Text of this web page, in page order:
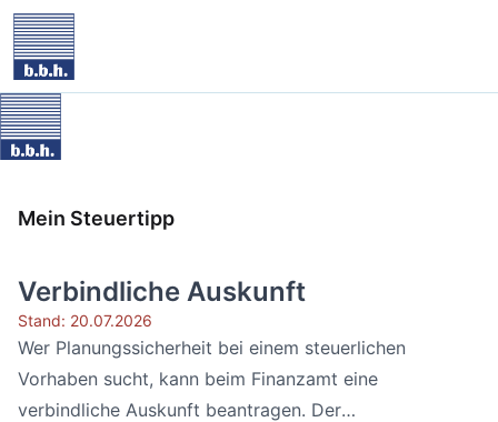
Mein Steuertipp
Verbindliche Auskunft
Stand: 20.07.2026
Wer Planungssicherheit bei einem steuerlichen
Vorhaben sucht, kann beim Finanzamt eine
verbindliche Auskunft beantragen. Der